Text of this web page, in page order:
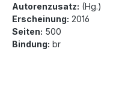
Autorenzusatz: (Hg.)
Erscheinung: 2016
Seiten: 500
Bindung: br